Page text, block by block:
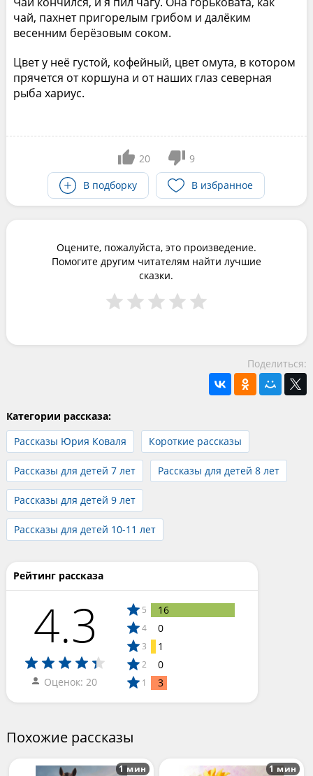
чай, пахнет пригорелым грибом и далёким
весенним берёзовым соком.
Цвет у неё густой, кофейный, цвет омута, в котором
прячется от коршуна и от наших глаз северная
рыба хариус.
20
9
В подборку
В избранное
Оцените, пожалуйста, это произведение.
Помогите другим читателям найти лучшие
сказки.
Поделиться:
Категории рассказа:
Рассказы Юрия Коваля
Короткие рассказы
Рассказы для детей 7 лет Рассказы для детей 8 лет
Рассказы для детей 9 лет
Рассказы для детей 10-11 лет
Рейтинг рассказа
4.3
Оценок: 20
5 16
4 0
3 1
2 0
1 3
Похожие рассказы
1 мин 1 мин